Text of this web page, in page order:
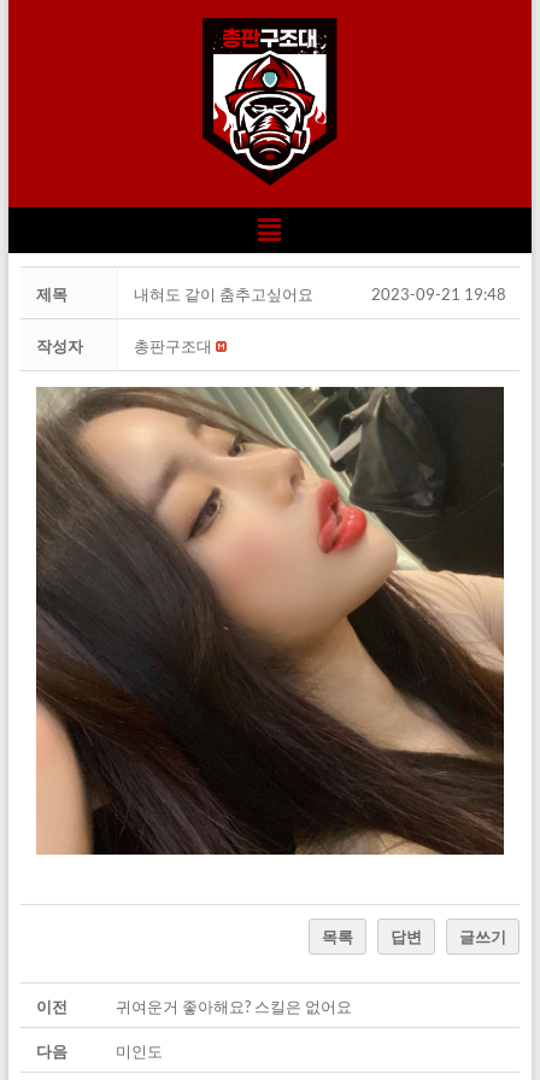
제목 내혀도 같이 춤추고싶어요 2023-09-21 19:48
작성자 총판구조대
목록 답변 글쓰기
이전 귀여운거 좋아해요? 스킬은 없어요
다음 미인도